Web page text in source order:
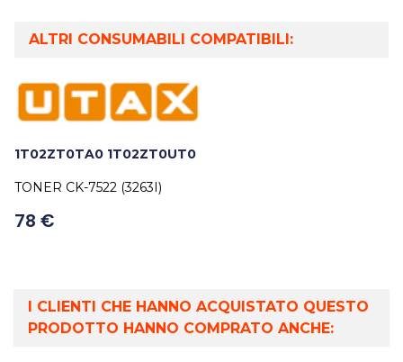
ALTRI CONSUMABILI COMPATIBILI:
1T02ZT0TA0 1T02ZT0UT0
TONER CK-7522 (3263I)
78 €
I CLIENTI CHE HANNO ACQUISTATO QUESTO
PRODOTTO HANNO COMPRATO ANCHE: